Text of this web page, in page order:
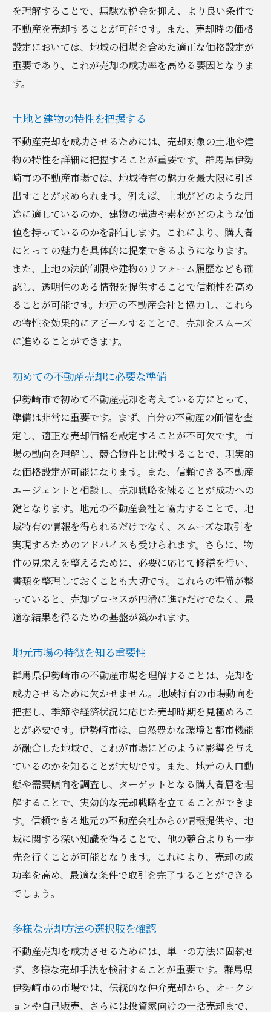
季節ごとの売却市場の変動
経済状況が不動産売却に与える影響
売却準備期間の計画の立て方
短期・長期の市場予測の活用
信頼できる地元不動産会社と連携する重要性
良い不動産会社の選び方
地元不動産会社が持つ情報力を活用
適切な契約締結のポイント
コミュニケーションが成功を左右する
長期的なパートナーシップの構築
専門家のアドバイスを活かす
査定ポイントを理解し最良の売却価格を目指す
正確な査定を受けるための準備
市場価格と査定価格の違いを理解する
査定基準と評価ポイントの解説
複数の査定結果を比較検討する方法
売却価格交渉のための準備
不動産売却で成功するための多様な戦略を活用
する方法
ターゲット市場の明確化
宣伝方法の多様化で買い手を引き付ける
オンラインとオフラインのキャンペーン戦
略
売却プロセスの最適化
柔軟な交渉で売却条件を調整
フィードバックを活かした戦略改善
伊勢崎市の市場動向を把握し不動産売却を成功
最新の市場データを収集する方法
地元の競合他社を分析する
需要と供給のバランスを理解する
市場予測を基にした売却プラン
地域の開発計画が与える影響
市場動向に対応した柔軟な戦略
地域特性を最大限に活かした不動産売却戦略の
実践
地域の魅力を強調した販売
ローカルネットワークを活用する
地域イベントを活用した売出し
文化的背景を理解した販売戦略
を理解することで、無駄な税金を抑え、より良い条件で
不動産を売却することが可能です。また、売却時の価格
設定においては、地域の相場を含めた適正な価格設定が
重要であり、これが売却の成功率を高める要因となりま
す。
土地と建物の特性を把握する
不動産売却を成功させるためには、売却対象の土地や建
物の特性を詳細に把握することが重要です。群馬県伊勢
崎市の不動産市場では、地域特有の魅力を最大限に引き
出すことが求められます。例えば、土地がどのような用
途に適しているのか、建物の構造や素材がどのような価
値を持っているのかを評価します。これにより、購入者
にとっての魅力を具体的に提案できるようになります。
また、土地の法的制限や建物のリフォーム履歴なども確
認し、透明性のある情報を提供することで信頼性を高め
ることが可能です。地元の不動産会社と協力し、これら
の特性を効果的にアピールすることで、売却をスムーズ
に進めることができます。
初めての不動産売却に必要な準備
伊勢崎市で初めて不動産売却を考えている方にとって、
準備は非常に重要です。まず、自分の不動産の価値を査
定し、適正な売却価格を設定することが不可欠です。市
場の動向を理解し、競合物件と比較することで、現実的
な価格設定が可能になります。また、信頼できる不動産
エージェントと相談し、売却戦略を練ることが成功への
鍵となります。地元の不動産会社と協力することで、地
域特有の情報を得られるだけでなく、スムーズな取引を
実現するためのアドバイスも受けられます。さらに、物
件の見栄えを整えるために、必要に応じて修繕を行い、
書類を整理しておくことも大切です。これらの準備が整
っていると、売却プロセスが円滑に進むだけでなく、最
適な結果を得るための基盤が築かれます。
地元市場の特徴を知る重要性
群馬県伊勢崎市の不動産市場を理解することは、売却を
成功させるために欠かせません。地域特有の市場動向を
把握し、季節や経済状況に応じた売却時期を見極めるこ
とが必要です。伊勢崎市は、自然豊かな環境と都市機能
が融合した地域で、これが市場にどのように影響を与え
ているのかを知ることが大切です。また、地元の人口動
態や需要傾向を調査し、ターゲットとなる購入者層を理
解することで、実効的な売却戦略を立てることができま
す。信頼できる地元の不動産会社からの情報提供や、地
域に関する深い知識を得ることで、他の競合よりも一歩
先を行くことが可能となります。これにより、売却の成
功率を高め、最適な条件で取引を完了することができる
でしょう。
多様な売却方法の選択肢を確認
不動産売却を成功させるためには、単一の方法に固執せ
ず、多様な売却手法を検討することが重要です。群馬県
伊勢崎市の市場では、伝統的な仲介売却から、オークシ
ョンや自己販売、さらには投資家向けの一括売却まで、